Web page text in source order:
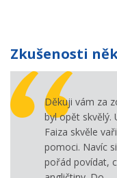
Zkušenosti
Děkuji vám za
byl opět skvělý.
Faiza skvěle
pomoci. Navíc
pořád povídat,